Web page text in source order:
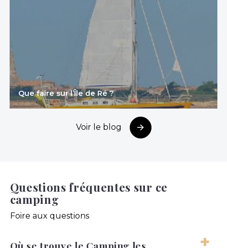
Que faire sur l’Île de Ré ?
Voir le blog
Questions fréquentes sur ce
camping
Foire aux questions
Où se trouve le Camping les